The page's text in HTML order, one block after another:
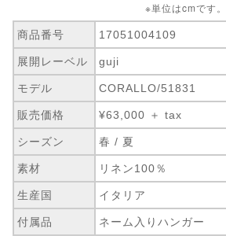
※単位はcmです
商品番号 17051004109
展開レーベル guji
モデル CORALLO/51831
販売価格 ¥63,000 ＋ tax
シーズン 春 / 夏
素材 リネン100％
生産国 イタリア
付属品 ネーム入りハンガー